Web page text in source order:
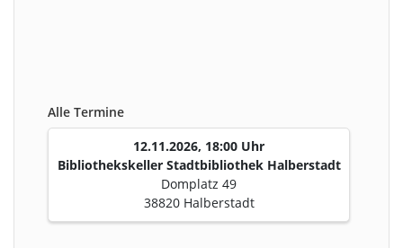
Alle Termine
12.11.2026, 18:00 Uhr
Bibliothekskeller Stadtbibliothek Halberstadt
Domplatz 49
38820 Halberstadt